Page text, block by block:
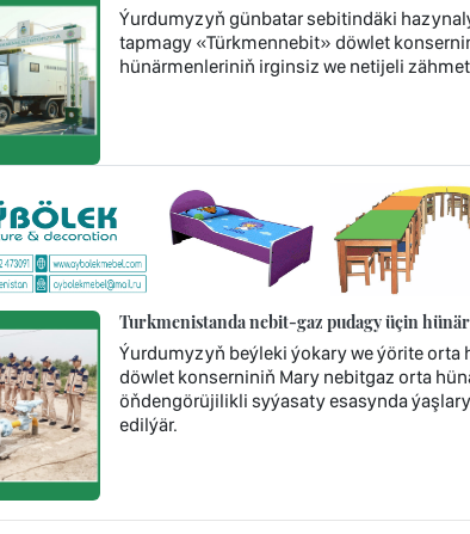
Ýurdumyzyň günbatar sebitindäki
tapmagy «Türkmennebit» döwlet
hünärmenleriniň irginsiz we netijeli
Turkmenistanda nebit-gaz pudagy üçin
Ýurdumyzyň beýleki ýokary we ýörite orta
döwlet konserniniň Mary nebitgaz orta
öňdengörüjilikli syýasaty esasynda
edilýär.